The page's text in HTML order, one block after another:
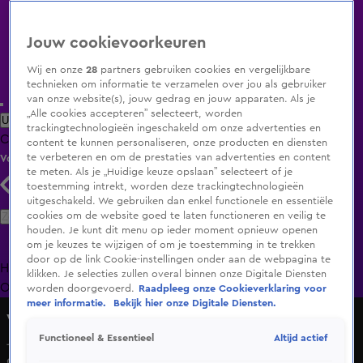
Uitzending Gemist Populaire programma's Zenders Genres
ClipsFilmsRadioSmart TV inlogShop
Volg KIJK
Zoeken
HomeUitzending Gemist Programma's De Bondgenoten
OranjezomerLivestreamsShop
Vandaag Inside
Johan tegen Hélène: 'Ik ben het helemaal niet met jou
Jouw cookievoorkeuren
Wij en onze28 partners gebruiken cookies en vergelijkbare
technieken om informatie te verzamelen over jou als gebruiker
van onze website(s), jouw gedrag en jouw apparaten. Als je
„Alle cookies accepteren” selecteert, worden
trackingtechnologieën ingeschakeld om onze advertenties en
content te kunnen personaliseren, onze producten en diensten
te verbeteren en om de prestaties van advertenties en content
te meten. Als je „Huidige keuze opslaan” selecteert of je
toestemming intrekt, worden deze trackingtechnologieën
uitgeschakeld. We gebruiken dan enkel functionele en essentiële
cookies om de website goed te laten functioneren en veilig te
houden. Je kunt dit menu op ieder moment opnieuw openen
om je keuzes te wijzigen of om je toestemming in te trekken
door op de link Cookie-instellingen onder aan de webpagina te
klikken. Je selecties zullen overal binnen onze Digitale Diensten
worden doorgevoerd.
Raadpleeg onze Cookieverklaring voor
meer informatie.
Bekijk hier onze Digitale Diensten.
Functioneel & Essentieel Altijd actief